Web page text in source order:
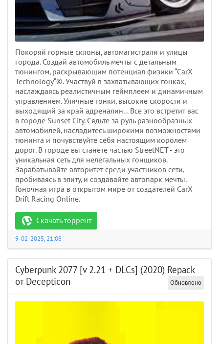
Покоряй горные склоны, автомагистрали и улицы
города. Создай автомобиль мечты с детальным
тюнингом, раскрывающим потенциал физики “CarX
Technology“©. Участвуй в захватывающих гонках,
наслаждаясь реалистичным геймплеем и динамичным
управлением. Уличные гонки, высокие скорости и
выходящий за край адреналин... Все это встретит вас
в городе Sunset City. Сядьте за руль разнообразных
автомобилей, насладитесь широкими возможностями
тюнинга и почувствуйте себя настоящим королем
дорог. В городе вы станете частью StreetNET - это
уникальная сеть для нелегальных гонщиков.
Зарабатывайте авторитет среди участников сети,
пробиваясь в элиту, и создавайте автопарк мечты.
Гоночная игра в открытом мире от создателей CarX
Drift Racing Online.
Скачать торрент
9-02-2025, 21:08
Cyberpunk 2077 [v 2.21 + DLCs] (2020) Repack
от Decepticon
Обновлено